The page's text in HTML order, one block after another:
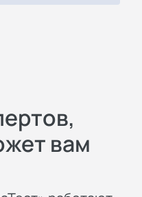
вам